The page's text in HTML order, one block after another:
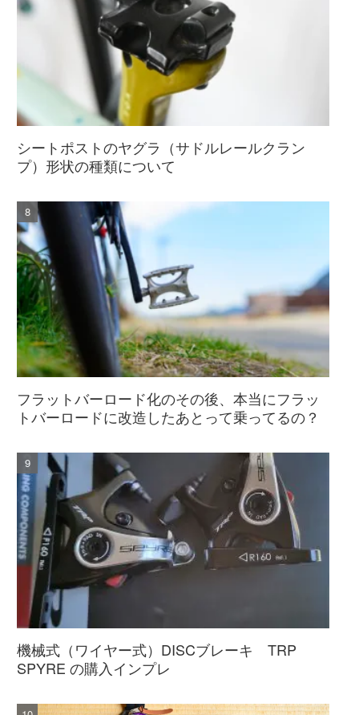
シートポストのヤグラ（サドルレールクラン
プ）形状の種類について
フラットバーロード化のその後、本当にフラッ
トバーロードに改造したあとって乗ってるの？
機械式（ワイヤー式）DISCブレーキ TRP
SPYRE の購入インプレ